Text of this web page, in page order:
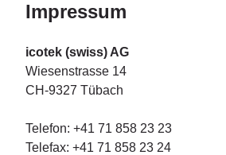
Impressum
icotek (swiss) AG
Wiesenstrasse 14
CH-9327 Tübach
Telefon: +41 71 858 23 23
Telefax: +41 71 858 23 24